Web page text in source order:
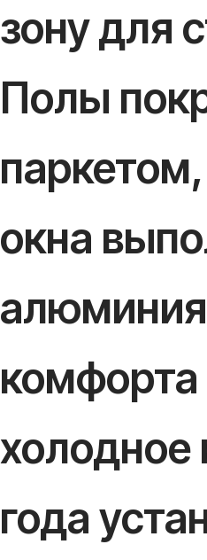
зону для
Полы
окна
комфорта
холодное
года